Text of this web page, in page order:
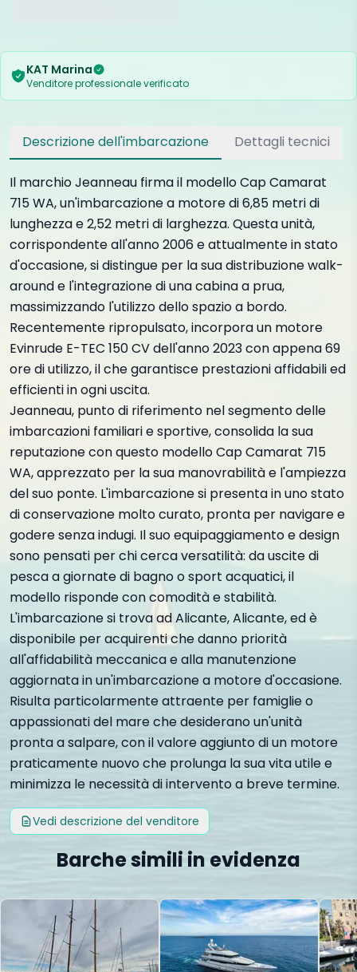
KAT Marina
Venditore professionale verificato
Descrizione dell'imbarcazione Dettagli tecnici
Il marchio Jeanneau firma il modello Cap Camarat
715 WA, un'imbarcazione a motore di 6,85 metri di
lunghezza e 2,52 metri di larghezza. Questa unità,
corrispondente all'anno 2006 e attualmente in stato
d'occasione, si distingue per la sua distribuzione walk-
around e l'integrazione di una cabina a prua,
massimizzando l'utilizzo dello spazio a bordo.
Recentemente ripropulsato, incorpora un motore
Evinrude E-TEC 150 CV dell'anno 2023 con appena 69
ore di utilizzo, il che garantisce prestazioni affidabili ed
efficienti in ogni uscita.
Jeanneau, punto di riferimento nel segmento delle
imbarcazioni familiari e sportive, consolida la sua
reputazione con questo modello Cap Camarat 715
WA, apprezzato per la sua manovrabilità e l'ampiezza
del suo ponte. L'imbarcazione si presenta in uno stato
di conservazione molto curato, pronta per navigare e
godere senza indugi. Il suo equipaggiamento e design
sono pensati per chi cerca versatilità: da uscite di
pesca a giornate di bagno o sport acquatici, il
modello risponde con comodità e stabilità.
L'imbarcazione si trova ad Alicante, Alicante, ed è
disponibile per acquirenti che danno priorità
all'affidabilità meccanica e alla manutenzione
aggiornata in un'imbarcazione a motore d'occasione.
Risulta particolarmente attraente per famiglie o
appassionati del mare che desiderano un'unità
pronta a salpare, con il valore aggiunto di un motore
praticamente nuovo che prolunga la sua vita utile e
minimizza le necessità di intervento a breve termine.
Vedi descrizione del venditore
Barche simili in evidenza